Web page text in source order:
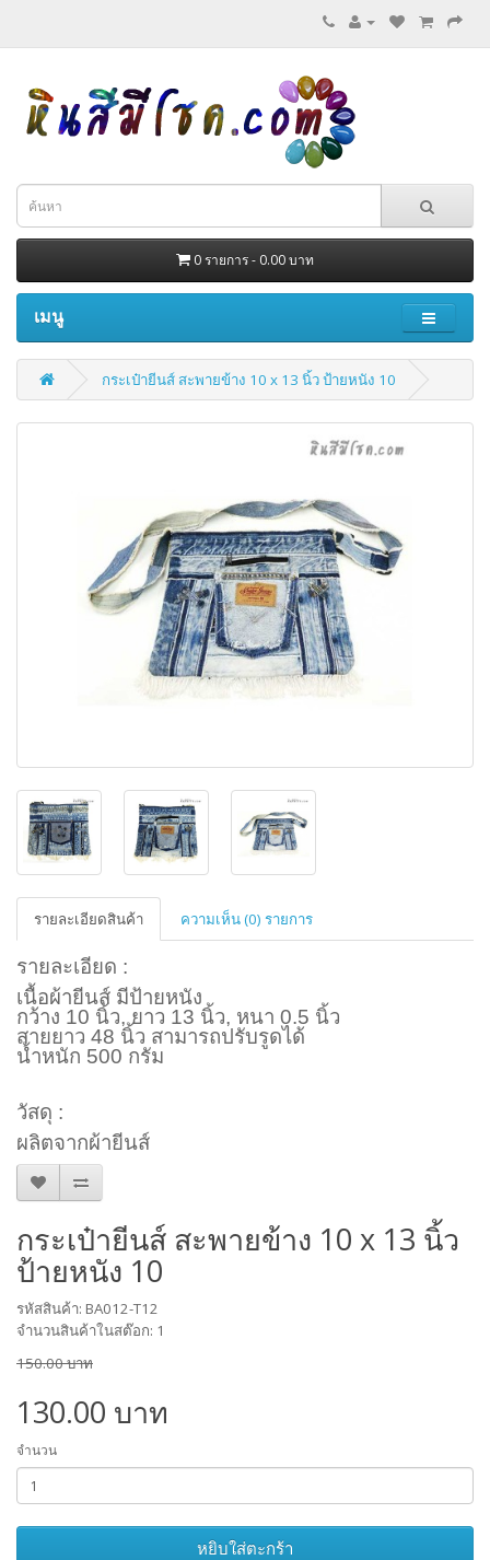
0 รายการ - 0.00 บาท
เมนู
กระเป๋ายีนส์ สะพายข้าง 10 x 13 นิ้ว ป้ายหนัง 10
รายละเอียดสินค้า ความเห็น (0) รายการ
รายละเอียด :
เนื้อผ้ายีนส์ มีป้ายหนัง
กว้าง 10 นิ้ว, ยาว 13 นิ้ว, หนา 0.5 นิ้ว
สายยาว 48 นิ้ว สามารถปรับรูดได้
น้ำหนัก 500 กรัม
วัสดุ :
ผลิตจากผ้ายีนส์
กระเป๋ายีนส์ สะพายข้าง 10 x 13 นิ้ว
ป้ายหนัง 10
รหัสสินค้า: BA012-T12
จำนวนสินค้าในสต๊อก: 1
150.00 บาท
130.00 บาท
จำนวน
หยิบใส่ตะกร้า